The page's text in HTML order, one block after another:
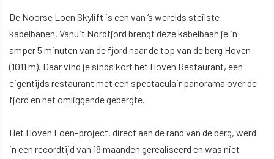
De Noorse Loen Skylift is een van ‘s werelds steilste
kabelbanen. Vanuit Nordfjord brengt deze kabelbaan je in
amper 5 minuten van de fjord naar de top van de berg Hoven
(1011 m). Daar vind je sinds kort het Hoven Restaurant, een
eigentijds restaurant met een spectaculair panorama over de
fjord en het omliggende gebergte.
Het Hoven Loen-project, direct aan de rand van de berg, werd
in een recordtijd van 18 maanden gerealiseerd en was niet